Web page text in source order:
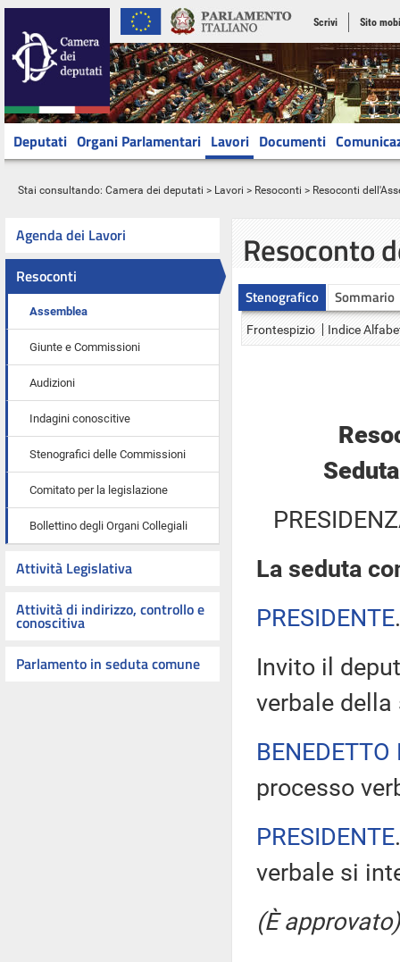
Scrivi Sito
Deputati Organi Parlamentari Lavori Documenti
Stai consultando: Camera dei deputati > Lavori > Resoconti > Resoconti
Agenda dei Lavori
Resoconti
Assemblea
Giunte e Commissioni
Audizioni
Indagini conoscitive
Stenografici delle Commissioni
Comitato per la legislazione
Bollettino degli Organi Collegiali
Attività Legislativa
Attività di indirizzo, controllo e
conoscitiva
Parlamento in seduta comune
Resoconto
Stenografico Sommario
Frontespizio Indice
La seduta
PRESIDENTE
Invito il
verbale della
processo
PRESIDENTE
verbale si
(È approvato)